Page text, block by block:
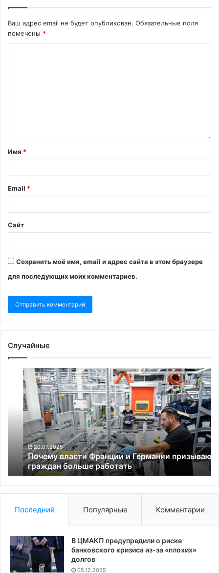
Ваш адрес email не будет опубликован. Обязательные поля
помечены *
Имя *
Email *
Сайт
Сохранить моё имя, email и адрес сайта в этом браузере
для последующих моих комментариев.
Случайные
Почему
власти
Франции
Германии
призывают
граждан
больше
работать
20.07.2025
Почему власти Франции и Германии призывают
граждан больше работать
с
Последний Популярные Комментарии
В ЦМАКП предупредили о риске
банковского кризиса из-за «плохих»
долгов
05.12.2025